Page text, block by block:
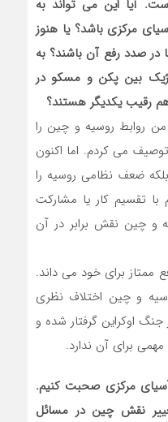
آیا این می تواند به
مرکزی باشد؟ یا هنوز
در صدد رفع آن باشند؟ به
بین پکن و مسکو در
رقیب یکدیگر هستند؟
روابط روسیه و چین را
می کردم. اما اکنون
ضعف نظامی روسیه را
تقسیم کار یا مشارکت
و چین نقش برابر در آن
ممتاز برای خود می داند.
و چین اختلاف نظری
اوکراین گرفتار شده و
برای آن ندارد.
مرکزی صحبت کنیم.
نقش چین در مسائل